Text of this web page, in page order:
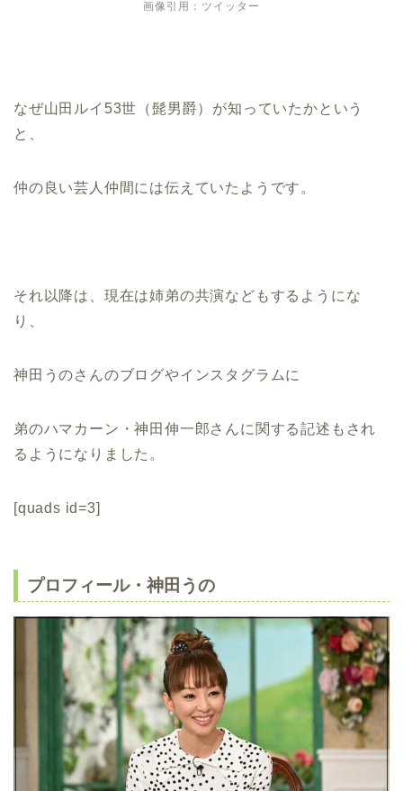
画像引用：ツイッター
なぜ山田ルイ53世（髭男爵）が知っていたかという
と、
仲の良い芸人仲間には伝えていたようです。
それ以降は、現在は姉弟の共演などもするようにな
り、
神田うのさんのブログやインスタグラムに
弟のハマカーン・神田伸一郎さんに関する記述もされ
るようになりました。
[quads id=3]
プロフィール・神田うの